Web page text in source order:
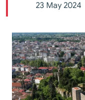
23 May 2024